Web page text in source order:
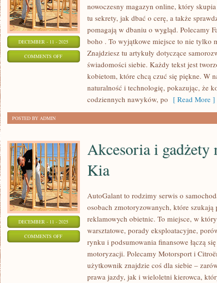
DECEMBER - 11 - 2025
COMMENTS OFFON
nowoczesny magazyn online, który
tu sekrety, jak dbać o cerę, a także
pomagają w dbaniu o wygląd. Polecamy
boho . To wyjątkowe miejsce to nie tylko
Znajdziesz tu artykuły dotyczące
świadomości siebie. Każdy tekst jest
kobietom, które chcą czuć się piękne. W
naturalność i technologię, pokazując, że
codziennych nawyków, po [ Read More ]
POSTED BY ADMIN
DECEMBER - 11 - 2025
COMMENTS OFFON
AKCESORIA
Akcesoria i
Kia
AutoGalant to rodzimy serwis o
osobach zmotoryzowanych, które
reklamowych obietnic. To miejsce, w
warsztatowe, porady eksploatacyjne,
rynku i podsumowania finansowe łączą
motoryzacji. Polecamy Motorsport i
użytkownik znajdzie coś dla siebie –
prawa jazdy, jak i wieloletni kierowca,